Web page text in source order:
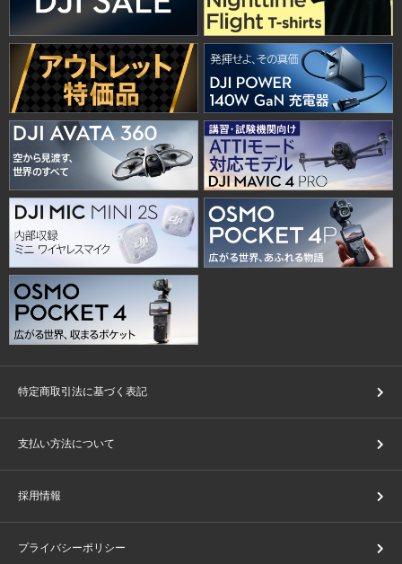
特定商取引法に基づく表記
支払い方法について
採用情報
プライバシーポリシー